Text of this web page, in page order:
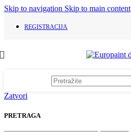
Skip to navigation Skip to main content
REGISTRACIJA
Zatvori
PRETRAGA